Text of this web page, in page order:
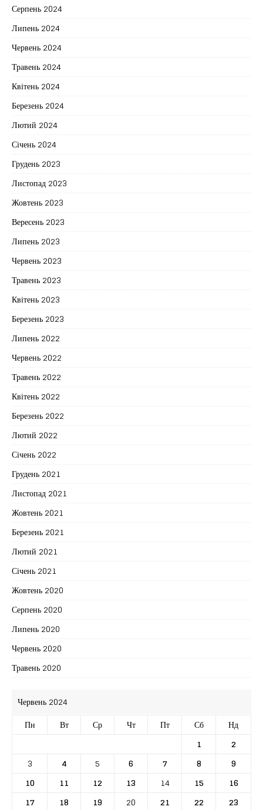
Серпень 2024
Липень 2024
Червень 2024
Травень 2024
Квітень 2024
Березень 2024
Лютий 2024
Січень 2024
Грудень 2023
Листопад 2023
Жовтень 2023
Вересень 2023
Липень 2023
Червень 2023
Травень 2023
Квітень 2023
Березень 2023
Липень 2022
Червень 2022
Травень 2022
Квітень 2022
Березень 2022
Лютий 2022
Січень 2022
Грудень 2021
Листопад 2021
Жовтень 2021
Березень 2021
Лютий 2021
Січень 2021
Жовтень 2020
Серпень 2020
Липень 2020
Червень 2020
Травень 2020
Червень 2024
Пн
Вт Ср Чт Пт Сб
Нд
1
2
3
4 5 6 7 8
9
10
11 12 13 14 15
16
17
18 19 20 21 22 23